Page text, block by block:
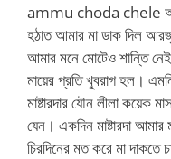
ammu choda chele
হঠাত আমার মা ডাক দিল
আমার মনে মোটেও শান্তি
মায়ের প্রতি খুবরাগ হল।
মাষ্টারদার যৌন লীলা কয়েক
যেন। একদিন মাষ্টারদা
চিরদিনের মত করে মা